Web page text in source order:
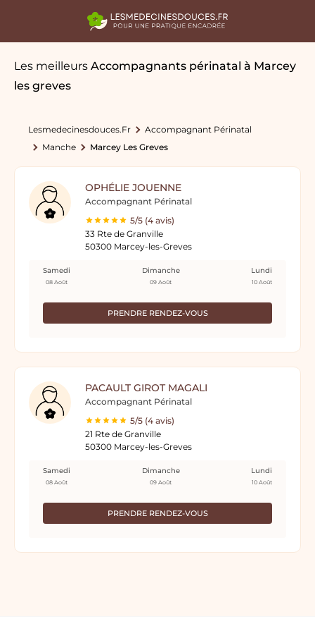
Les meilleurs Accompagnants périnatal à Marcey
les greves
Lesmedecinesdouces.fr
Accompagnant Périnatal
Manche
Marcey Les Greves
OPHÉLIE JOUENNE
Accompagnant Périnatal
5/5 (4 avis)
33 Rte de Granville
50300 Marcey-les-Greves
PRENDRE RENDEZ-VOUS
Samedi
08 Août
Dimanche
09 Août
Lundi
10 Août
PACAULT GIROT MAGALI
Accompagnant Périnatal
5/5 (4 avis)
21 Rte de Granville
50300 Marcey-les-Greves
PRENDRE RENDEZ-VOUS
Samedi
08 Août
Dimanche
09 Août
Lundi
10 Août